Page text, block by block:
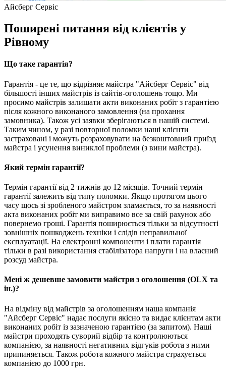
Айсберг Сервіс
Поширені питання від клієнтів у
Рівному
Що таке гарантія?
Гарантія - це те, що відрізняє майстра "Айсберг Сервіс" від
більшості інших майстрів із сайтів-оголошень тощо. Ми
просимо майстрів залишати акти виконаних робіт з гарантією
після кожного виконаного замовлення (на прохання
замовника). Також усі заявки зберігаються в нашій системі.
Таким чином, у разі повторної поломки наші клієнти
застраховані і можуть розраховувати на безкоштовний приїзд
майстра і усунення виниклої проблеми (з вини майстра).
Який термін гарантії?
Термін гарантії від 2 тижнів до 12 місяців. Точний термін
гарантії залежить від типу поломки. Якщо протягом цього
часу щось зі зробленого майстром зламається, то за наявності
акта виконаних робіт ми виправимо все за свій рахунок або
повернемо гроші. Гарантія поширюється тільки за відсутності
зовнішніх пошкоджень техніки і слідів неправильної
експлуатації. На електронні компоненти і плати гарантія
тільки в разі використання стабілізатора напруги і на власний
розсуд майстра.
Мені ж дешевше замовити майстри з оголошення (OLX та
ін.)?
На відміну від майстрів за оголошенням наша компанія
"Айсберг Сервіс" надає послуги якісно та видає клієнтам акти
виконаних робіт із зазначеною гарантією (за запитом). Наші
майстри проходять суворий відбір та контролюються
компанією, за наявності негативних відгуків робота з ними
припиняється. Також робота кожного майстра страхується
компанією до 1000 грн.